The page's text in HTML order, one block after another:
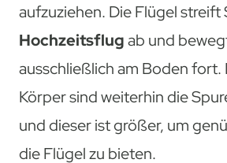
aufzuziehen. Die Flügel streift
Hochzeitsflugab und
ausschließlich am Boden fort.
Körper sind weiterhin die
und dieser ist größer, um
die Flügel zu bieten.